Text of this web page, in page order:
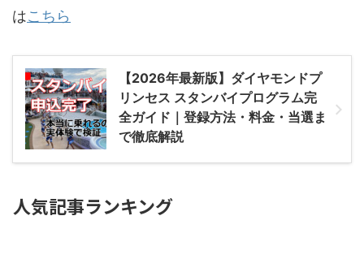
はこちら
【2026年最新版】ダイヤモンドプ
リンセス スタンバイプログラム完
全ガイド｜登録方法・料金・当選ま
で徹底解説
人気記事ランキング